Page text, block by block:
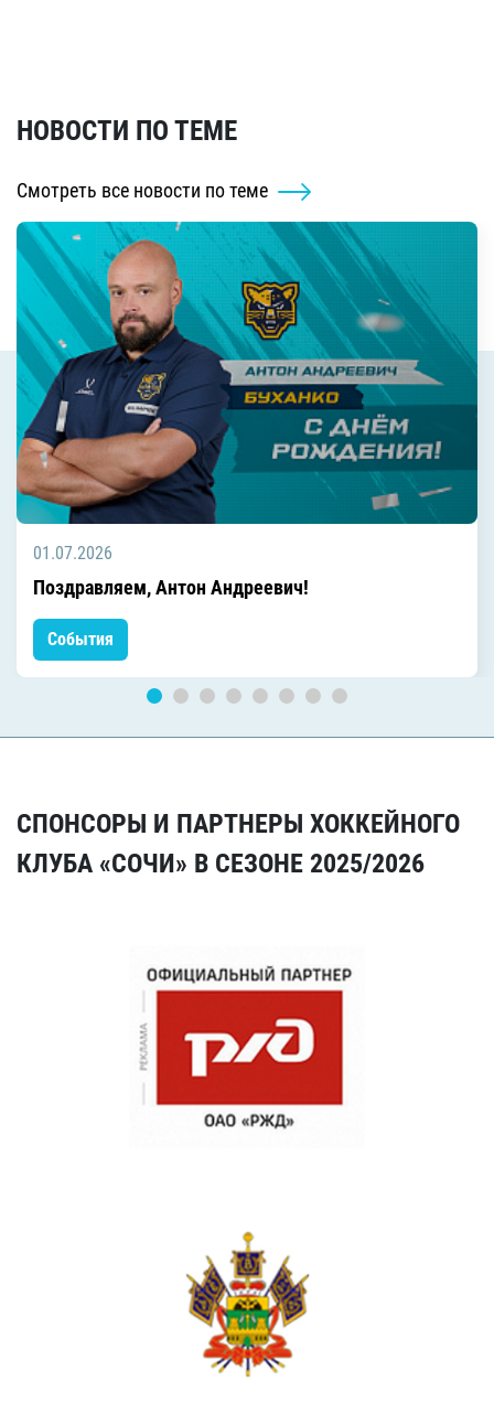
НОВОСТИ ПО ТЕМЕ
Смотреть все новости по теме
01.07.2026
Поздравляем, Антон Андреевич!
События
СПОНСОРЫ И ПАРТНЕРЫ ХОККЕЙНОГО
КЛУБА «СОЧИ» В СЕЗОНЕ 2025/2026